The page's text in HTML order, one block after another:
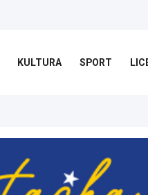
KULTURA SPORT